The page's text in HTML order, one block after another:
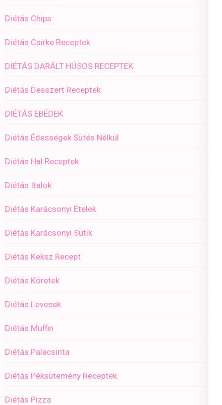
Diétás Chips
Diétás Csirke Receptek
DIÉTÁS DARÁLT HÚSOS RECEPTEK
Diétás Desszert Receptek
DIÉTÁS EBÉDEK
Diétás Édességek Sütés Nélkül
Diétás Hal Receptek
Diétás Italok
Diétás Karácsonyi Ételek
Diétás Karácsonyi Sütik
Diétás Keksz Recept
Diétás Köretek
Diétás Levesek
Diétás Muffin
Diétás Palacsinta
Diétás Péksütemény Receptek
Diétás Pizza